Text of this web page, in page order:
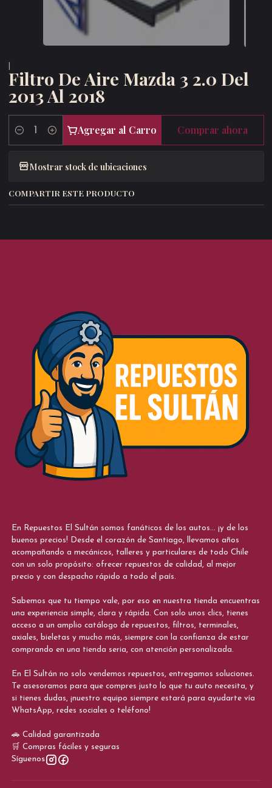
Filtro De Aire Mazda 3 2.0 Del
2013 Al 2018
Cantidad
Agregar al Carro Comprar ahora
Mostrar stock de ubicaciones
COMPARTIR ESTE PRODUCTO
En Repuestos El Sultán somos fanáticos de los autos... ¡y de los
buenos precios! Desde el corazón de Santiago, llevamos años
acompañando a mecánicos, talleres y particulares de todo Chile
con un solo propósito: ofrecer repuestos de calidad, al mejor
precio y con despacho rápido a todo el país.
Sabemos que tu tiempo vale, por eso en nuestra tienda encuentras
una experiencia simple, clara y rápida. Con solo unos clics, tienes
acceso a un amplio catálogo de repuestos, filtros, terminales,
axiales, bieletas y mucho más, siempre con la confianza de estar
comprando en una tienda seria, con atención personalizada.
En El Sultán no solo vendemos repuestos, entregamos soluciones.
Te asesoramos para que compres justo lo que tu auto necesita, y
si tienes dudas, ¡nuestro equipo siempre estará para ayudarte vía
WhatsApp, redes sociales o teléfono!
🚗 Calidad garantizada
🛒 Compras fáciles y seguras
Síguenos